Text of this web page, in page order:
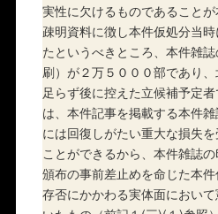
実性に欠けるものであること
疎明資料に徴し本件仮処分当
たというべきところ、本件雑
刷）が２万５０００部であり
足らず後に控えた立候補予定
は、本件記事を掲載する本件
には回復しがたい重大な損失
ことができるから、本件雑誌
頒布の事前差止めを命じた本
存否にかかわる実体面におい